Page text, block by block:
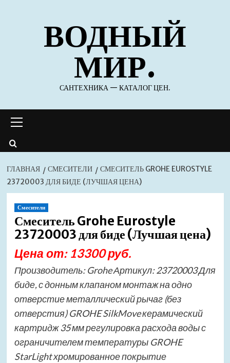
содержимомуВОДНЫЙ
МИР.
САНТЕХНИКА — КАТАЛОГ ЦЕН.
меню
ГЛАВНАЯ СМЕСИТЕЛИ
СМЕСИТЕЛЬ GROHE EUROSTYLE
23720003 ДЛЯ БИДЕ (ЛУЧШАЯ ЦЕНА)
Смесители
Смеситель Grohe Eurostyle
23720003 для биде (Лучшая цена)
Цена от: 13300 руб.
Производитель: Grohe Артикул: 23720003 Для
биде, с донным клапаном монтаж на одно
отверстие металлический рычаг (без
отверстия) GROHE SilkMove керамический
картридж 35 мм регулировка расхода воды с
ограничителем температуры GROHE
StarLight хромированное покрытие